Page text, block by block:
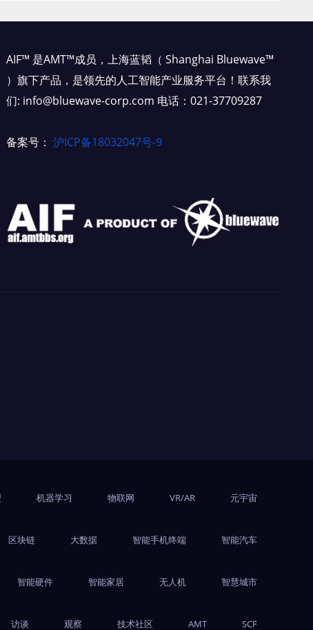
AIF™ 是AMT™成员，上海蓝韬（ Shanghai Bluewave™
）旗下产品，是领先的人工智能产业服务平台！联系我
们: info@bluewave-corp.com 电话：021-37709287
备案号：沪ICP备18032047号-9
机器学习 物联网 VR/AR 元宇宙
区块链 大数据 智能手机终端 智能汽车
智能硬件 智能家居 无人机 智慧城市
访谈 观察 技术社区 AMT SCF